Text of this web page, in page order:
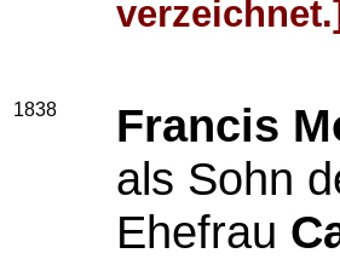
verzeichnet.]
1838
Francis
als Sohn
Ehefrau